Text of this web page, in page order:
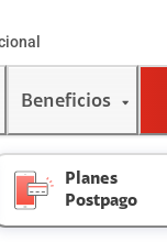
Beneficios
Planes
Postpago